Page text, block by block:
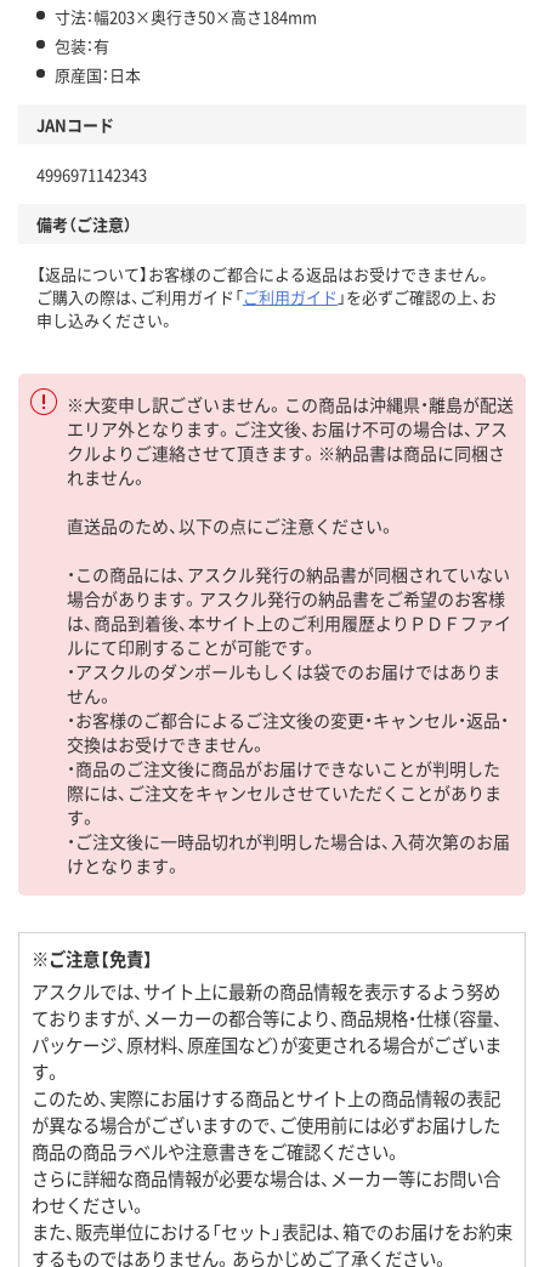
寸法：幅203×奥行き50×高さ184mm
包装：有
原産国：日本
JANコード
4996971142343
備考（ご注意）
【返品について】お客様のご都合による返品はお受けできません。
ご購入の際は、ご利用ガイド「ご利用ガイド 」を必ずご確認の上、お
申し込みください。
※大変申し訳ございません。この商品は沖縄県・離島が配送
エリア外となります。ご注文後、お届け不可の場合は、アス
クルよりご連絡させて頂きます。※納品書は商品に同梱さ
れません。
直送品のため、以下の点にご注意ください。
・この商品には、アスクル発行の納品書が同梱されていない
場合があります。アスクル発行の納品書をご希望のお客様
は、商品到着後、本サイト上のご利用履歴よりＰＤＦファイ
ルにて印刷することが可能です。
・アスクルのダンボールもしくは袋でのお届けではありま
せん。
・お客様のご都合によるご注文後の変更・キャンセル・返品・
交換はお受けできません。
・商品のご注文後に商品がお届けできないことが判明した
際には、ご注文をキャンセルさせていただくことがありま
す。
・ご注文後に一時品切れが判明した場合は、入荷次第のお届
けとなります。
※ご注意【免責】
アスクルでは、サイト上に最新の商品情報を表示するよう努め
ておりますが、メーカーの都合等により、商品規格・仕様（容量、
パッケージ、原材料、原産国など）が変更される場合がございま
す。
このため、実際にお届けする商品とサイト上の商品情報の表記
が異なる場合がございますので、ご使用前には必ずお届けした
商品の商品ラベルや注意書きをご確認ください。
さらに詳細な商品情報が必要な場合は、メーカー等にお問い合
わせください。
また、販売単位における「セット」表記は、箱でのお届けをお約束
するものではありません。あらかじめご了承ください。